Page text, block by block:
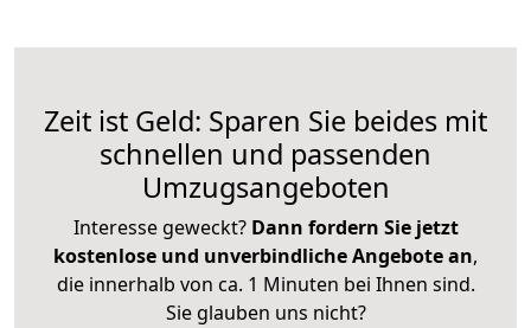
Zeit ist Geld: Sparen Sie beides mit
schnellen und passenden
Umzugsangeboten
Interesse geweckt? Dann fordern Sie jetzt
kostenlose und unverbindliche Angebote an,
die innerhalb von ca. 1 Minuten bei Ihnen sind.
Sie glauben uns nicht?